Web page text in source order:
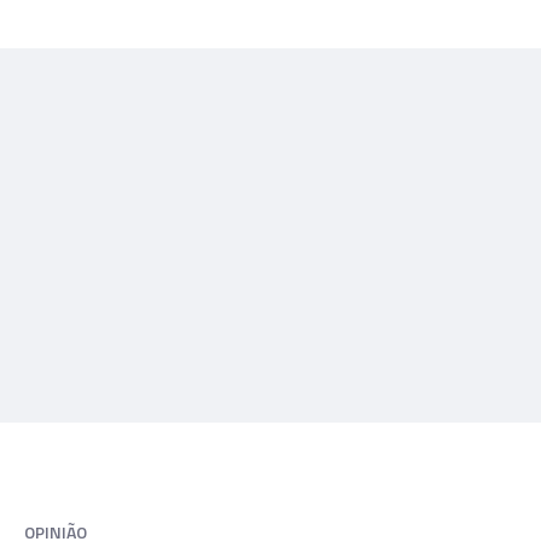
OPINIÃO